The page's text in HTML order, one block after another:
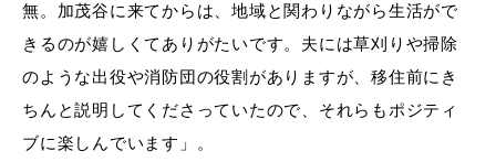
無。加茂谷に来てからは、地域と関わりながら生活がで
きるのが嬉しくてありがたいです。夫には草刈りや掃除
のような出役や消防団の役割がありますが、移住前にき
ちんと説明してくださっていたので、それらもポジティ
ブに楽しんでいます」。